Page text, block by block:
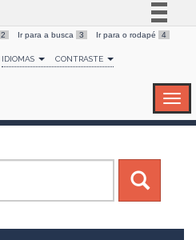
Simplifique!
Comunica BR
Canais
2 Ir para a busca 3 Ir para o rodapé 4
IDIOMAS CONTRASTE